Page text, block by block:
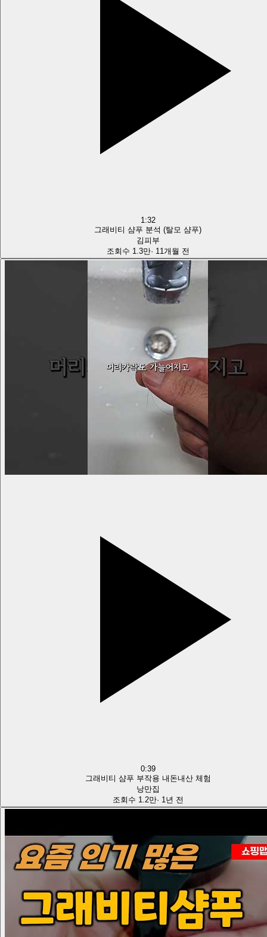
1:32
그래비티 샴푸 분석 (탈모 샴푸)
김피부
조회수 1.3만· 11개월 전
0:39
그래비티 샴푸 부작용 내돈내산 체험
낭만집
조회수 1.2만· 1년 전